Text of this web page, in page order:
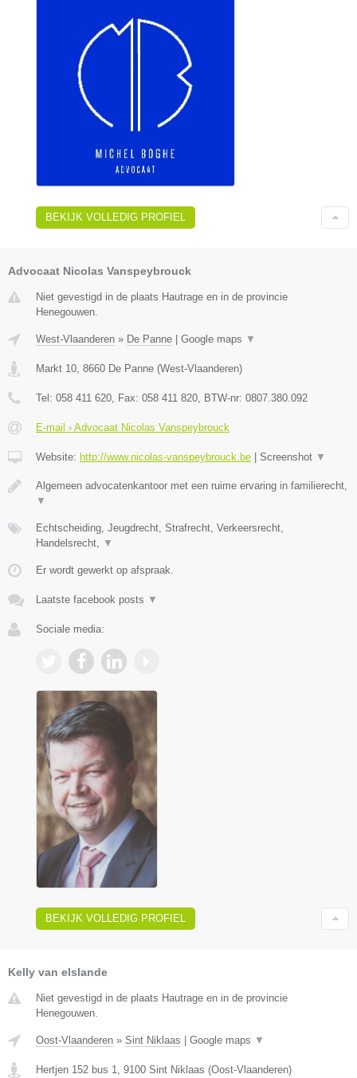
BEKIJK VOLLEDIG PROFIEL
Advocaat Nicolas Vanspeybrouck
Niet gevestigd in de plaats Hautrage en in de provincie
Henegouwen.
West-Vlaanderen » De Panne Google maps ▼
Markt 10, 8660 De Panne (West-Vlaanderen)
Tel: 058 411 620, Fax: 058 411 820, BTW-nr: 0807.380.092
E-mail › Advocaat Nicolas Vanspeybrouck
Website: http://www.nicolas-vanspeybrouck.be Screenshot ▼
Algemeen advocatenkantoor met een ruime ervaring in familierecht,
▼
Echtscheiding, Jeugdrecht, Strafrecht, Verkeersrecht,
Handelsrecht, ▼
Er wordt gewerkt op afspraak.
Laatste facebook posts ▼
Sociale media:
BEKIJK VOLLEDIG PROFIEL
Kelly van elslande
Niet gevestigd in de plaats Hautrage en in de provincie
Henegouwen.
Oost-Vlaanderen » Sint Niklaas Google maps ▼
Hertjen 152 bus 1 9100 Sint Niklaas (Oost-Vlaanderen)